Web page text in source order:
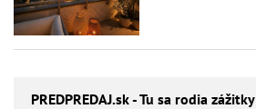
PREDPREDAJ.sk - Tu sa rodia zážitky